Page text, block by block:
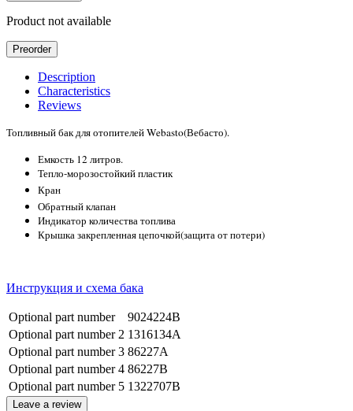
Product not available
Preorder
Description
Characteristics
Reviews
Топливный бак для отопителей Webasto(Вебасто).
Емкость 12 литров.
Тепло-морозостойкий пластик
Кран
Обратный клапан
Индикатор количества топлива
Крышка закрепленная цепочкой(защита от потери)
Инструкция и схема бака
Optional part number
9024224B
Optional part number 2 1316134A
Optional part number 3 86227A
Optional part number 4 86227B
Optional part number 5 1322707B
Leave a review